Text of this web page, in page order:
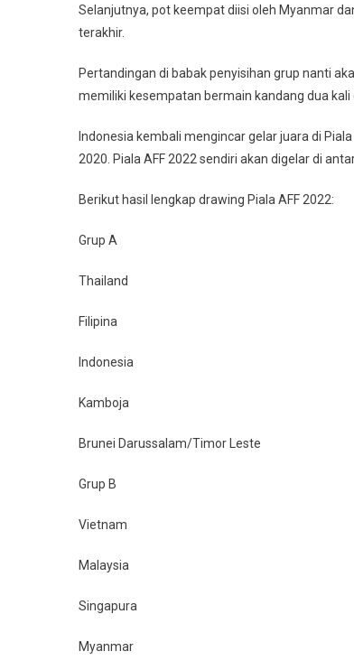
Selanjutnya, pot keempat diisi oleh Myanmar
terakhir.
Pertandingan di babak penyisihan grup nanti
memiliki kesempatan bermain kandang dua kali
Indonesia kembali mengincar gelar juara di
2020. Piala AFF 2022 sendiri akan digelar di
Berikut hasil lengkap drawing Piala AFF 2022:
Grup A
Thailand
Filipina
Indonesia
Kamboja
Brunei Darussalam/Timor Leste
Grup B
Vietnam
Malaysia
Singapura
Myanmar